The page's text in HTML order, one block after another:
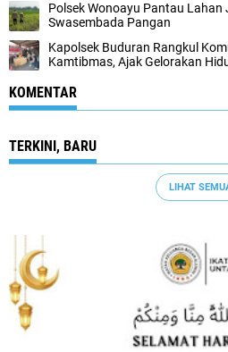
Polsek Wonoayu Pantau Lahan
Swasembada Pangan
Kapolsek Buduran Rangkul
Kamtibmas, Ajak Gelorakan
KOMENTAR
TERKINI, BARU
LIHAT